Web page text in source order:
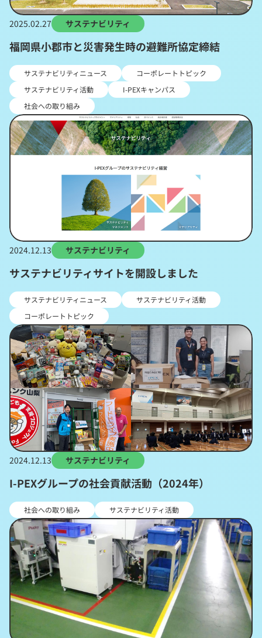
2025.02.27 サステナビリティ
福岡県小郡市と災害発生時の避難所協定締結
サステナビリティニュース
コーポレートトピック
サステナビリティ活動
I-PEXキャンパス
社会への取り組み
2024.12.13 サステナビリティ
サステナビリティサイトを開設しました
サステナビリティニュース
サステナビリティ活動
コーポレートトピック
2024.12.13 サステナビリティ
I-PEXグループの社会貢献活動（2024年）
社会への取り組み サステナビリティ活動